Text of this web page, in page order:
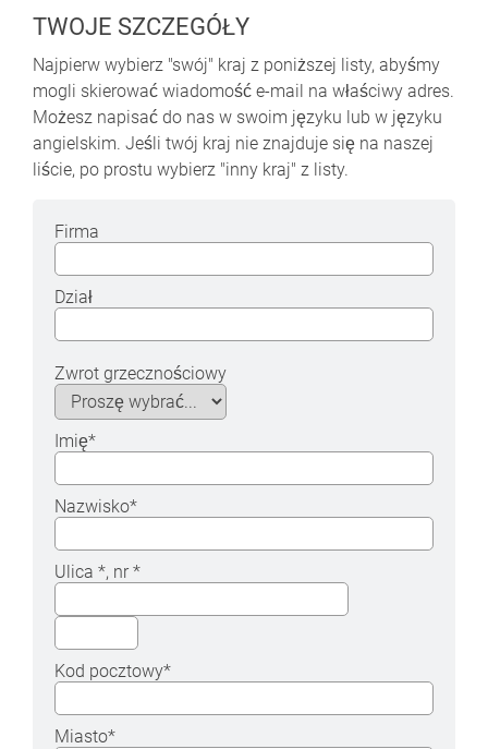
TWOJE SZCZEGÓŁY
Najpierw wybierz "swój" kraj z poniższej listy, abyśmy
mogli skierować wiadomość e-mail na właściwy adres.
Możesz napisać do nas w swoim języku lub w języku
angielskim. Jeśli twój kraj nie znajduje się na naszej
liście, po prostu wybierz "inny kraj" z listy.
Firma
Dział
Zwrot grzecznościowy
Imię*
Nazwisko*
Ulica *, nr *
Kod pocztowy*
Miasto*